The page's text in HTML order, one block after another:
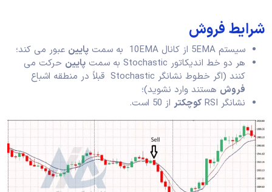
شرایط فروش
سیستم 5EMA از کانال 10EMA به سمت پایین عبور می کند؛
هر دو خط اندیکاتور Stochastic به سمت
پایین حرکت می
کنند (اگر خطوط نشانگر Stochastic قبلاً در منطقه اشباع
فروش هستند وارد نشوید)؛
نشانگر RSI
کوچکتر از 50 است.